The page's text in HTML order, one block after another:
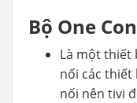
Bộ One
Là một thiết
nối các thiết
nối nên tivi